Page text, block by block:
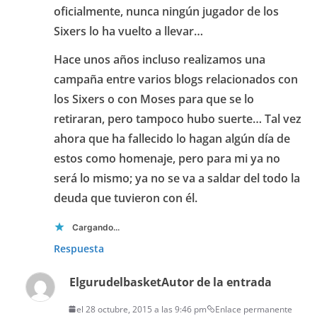
oficialmente, nunca ningún jugador de los
Sixers lo ha vuelto a llevar…
Hace unos años incluso realizamos una
campaña entre varios blogs relacionados con
los Sixers o con Moses para que se lo
retiraran, pero tampoco hubo suerte… Tal vez
ahora que ha fallecido lo hagan algún día de
estos como homenaje, pero para mi ya no
será lo mismo; ya no se va a saldar del todo la
deuda que tuvieron con él.
Cargando...
Respuesta
ElgurudelbasketAutor de la entrada
el 28 octubre, 2015 a las 9:46 pm Enlace permanente